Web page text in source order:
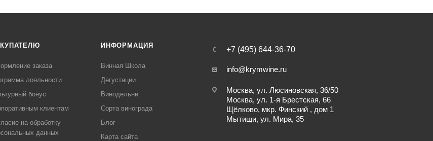
заказа
лояльности
бонус
клиентам
на обработку
данных
ИНФОРМАЦИЯ
Винная Школа
Дегустации
Винодельни
Сорта винограда
Блог
Карта сайта
+7 (495) 644-36-70
info@krymwine.ru
Москва, ул. Люсиновская, 36/50
Москва, ул. 1-я Брестская, 66
Щёлково, мкр. Финский , дом 1
Мытищи, ул. Мира, 35